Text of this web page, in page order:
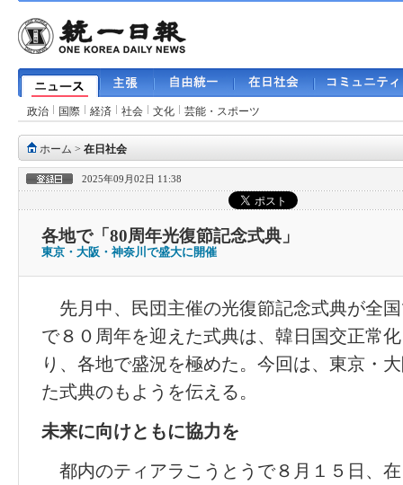
政治 国際 経済 社会 文化 芸能・スポーツ
ホーム > 在日社会
2025年09月02日 11:38
各地で「80周年光復節記念式典」
東京・大阪・神奈川で盛大に開催
先月中、民団主催の光復節記念式典が全
で８０周年を迎えた式典は、韓日国交正常
り、各地で盛況を極めた。今回は、東京・
た式典のもようを伝える。
未来に向けともに協力を
都内のティアラこうとうで８月１５日、